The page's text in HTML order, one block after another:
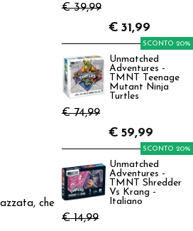
che
€ 39,99
€ 31,99
Unmatched
Adventures -
TMNT Teenage
Mutant Ninja
Turtles
€ 74,99
SCONTO 20%
€ 59,99
Unmatched
Adventures -
TMNT Shredder
Vs Krang -
Italiano
€ 14,99
SCONTO 20%